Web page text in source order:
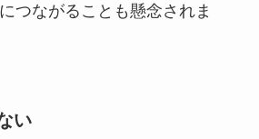
つながることも懸念されま
い